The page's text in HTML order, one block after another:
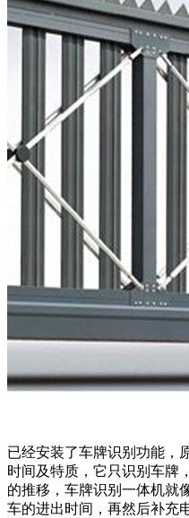
已经安装了车牌识别功能，
时间及特质，它只识别车牌
的推移，车牌识别一体机就
车的进出时间，再然后补充